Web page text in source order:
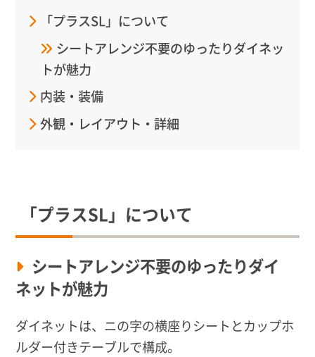
「プラスSL」について
シートアレンジ不要のゆったりダイネッ
トが魅力
内装・装備
外観・レイアウト・詳細
「プラスSL」について
シートアレンジ不要のゆったりダイ
ネットが魅力
ダイネットは、ニの字の横座りシートとカップホ
ルダー付きテーブルで構成。